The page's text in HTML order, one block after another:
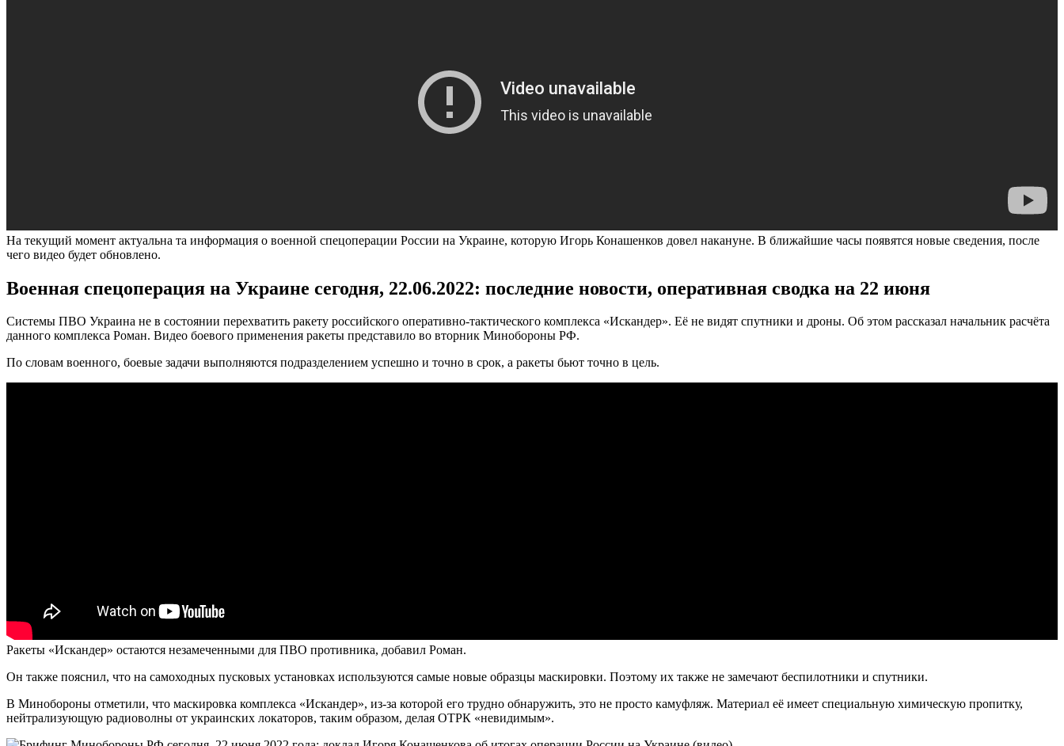
На текущий момент актуальна та информация о военной спецоперации России на Украине, которую Игорь Конашенков довел накануне. В ближайшие часы появятся новые сведения, после
чего видео будет обновлено.
Военная спецоперация на Украине сегодня, 22.06.2022: последние новости, оперативная сводка на 22 июня
Системы ПВО Украина не в состоянии перехватить ракету российского оперативно-тактического комплекса «Искандер». Её не видят спутники и дроны. Об этом рассказал начальник расчёта
данного комплекса Роман. Видео боевого применения ракеты представило во вторник Минобороны РФ.
По словам военного, боевые задачи выполняются подразделением успешно и точно в срок, а ракеты бьют точно в цель.
Ракеты «Искандер» остаются незамеченными для ПВО противника, добавил Роман.
Он также пояснил, что на самоходных пусковых установках используются самые новые образцы маскировки. Поэтому их также не замечают беспилотники и спутники.
В Минобороны отметили, что маскировка комплекса «Искандер», из-за которой его трудно обнаружить, это не просто камуфляж. Материал её имеет специальную химическую пропитку,
нейтрализующую радиоволны от украинских локаторов, таким образом, делая ОТРК «невидимым».